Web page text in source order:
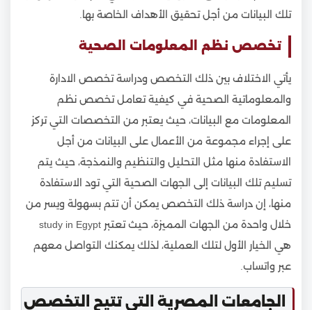
تلك البيانات من أجل تحقيق الأهداف الخاصة بها.
تخصص نظم المعلومات الصحية
يأتي الاختلاف بين ذلك التخصص ودراسة تخصص الادارة
والمعلوماتية الصحية في كيفية تعامل تخصص نظم
المعلومات مع البيانات، حيث يعتبر من التخصصات التي تركز
على إجراء مجموعة من الأعمال على البيانات من أجل
الاستفادة منها مثل التحليل والتنظيم والنمذجة، حيث يتم
تسليم تلك البيانات إلى الجهات الصحية التي تود الاستفادة
منها، إن دراسة ذلك التخصص يمكن أن تتم بسهولة ويسر من
خلال واحدة من الجهات المميزة، حيث تعتبر study in Egypt
هي الخيار الأول لتلك العملية، لذلك يمكنك التواصل معهم
عبر واتساب.
الجامعات المصرية التي تتيح التخصص